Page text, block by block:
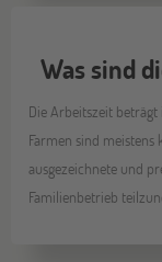
Was sind
Die Arbeitszeit beträgt
Farmen sind meistens
ausgezeichnete und
Familienbetrieb